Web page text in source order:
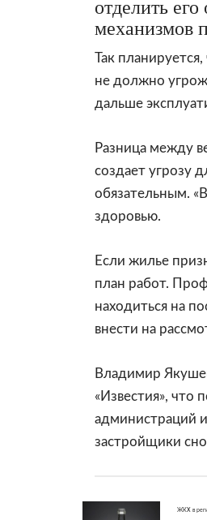
отделить
механизмов
Так
не должно
дальше
Разница между
создает угрозу
обязательным.
здоровью.
Если жилье
план работ.
находиться на
внести на
Владимир
«Известия», что
администраций
застройщики
ЖКХ в